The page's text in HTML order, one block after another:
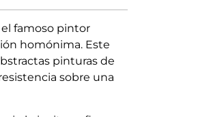
famoso pintor
homónima. Este
pinturas de
sobre una